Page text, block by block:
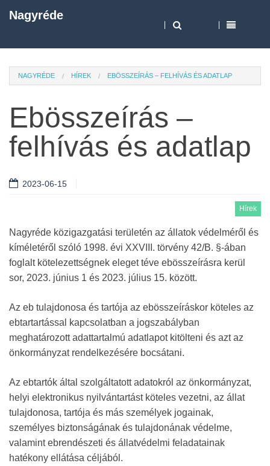
Nagyréde
NAGYRÉDE HÍREK EBÖSSZEÍRÁS – FELHÍVÁS ÉS ADATLAP
Ebösszeírás –
felhívás és adatlap
2023-06-15
Hírek
Nagyréde közigazgatási területén az állatok védelméről és
kíméletéről szóló 1998. évi XXVIII. törvény 42/B. §-ában
foglalt kötelezettségnek eleget téve ebösszeírásra kerül
sor, 2023. június 1 és 2023. július 15. között.
Az eb tulajdonosa és tartója az ebösszeíráskor köteles az
ebtartartással kapcsolatban a jogszabályban
meghatározott adattartalmú adatlapot kitölteni és azt az
önkormányzat rendelkezésére bocsátani.
Az ebtartók által szolgáltatott adatokról az önkormányzat,
helyi elektronikus nyilvántartást köteles vezetni, az állat
tulajdonosa, tartója és más személyek jogainak,
személyes biztonságának és tulajdonának védelme,
valamint ebrendészeti és állatvédelmi feladatainak
hatékony ellátása céljából.